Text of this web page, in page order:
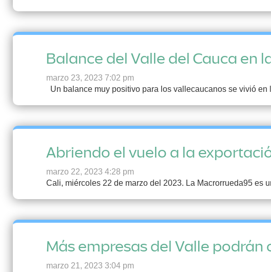
Balance del Valle del Cauca en
marzo 23, 2023 7:02 pm
Un balance muy positivo para los vallecaucanos se vivió
Abriendo el vuelo a la
marzo 22, 2023 4:28 pm
Cali, miércoles 22 de marzo del 2023. La Macrorrueda95 es
Más empresas del Valle
marzo 21, 2023 3:04 pm